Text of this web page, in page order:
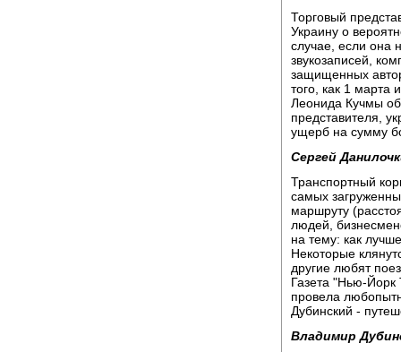
Торговый
Украину о
случае, если она
звукозаписей,
защищенных
того, как 1 марта
Леонида Кучмы
представителя,
ущерб на сумму
Сергей
Транспортный
самых
маршруту
людей,
на тему: как
Некоторые
другие любят
Газета "Нью-
провела
Дубинский -
Владимир